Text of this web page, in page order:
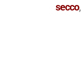
secco,